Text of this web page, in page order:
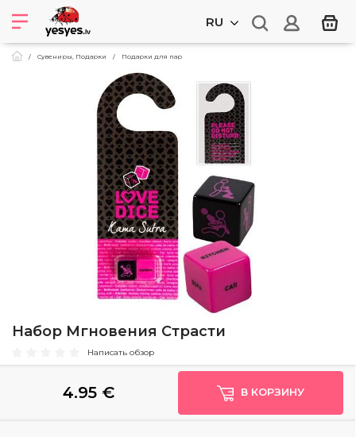
RU
Сувениры, Подарки Подарки для пар
Набор Мгновения Страсти
Написать обзор
4.95 € В КОРЗИНУ